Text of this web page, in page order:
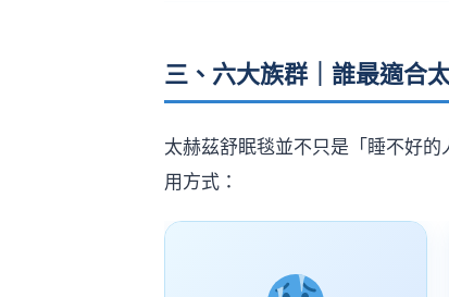
三、六大族群｜誰最適合
太赫茲舒眠毯並不只是「睡不好
用方式：